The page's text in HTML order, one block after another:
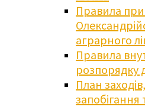
Правила
аграрного
Правила
розпорядку
План
запобігання